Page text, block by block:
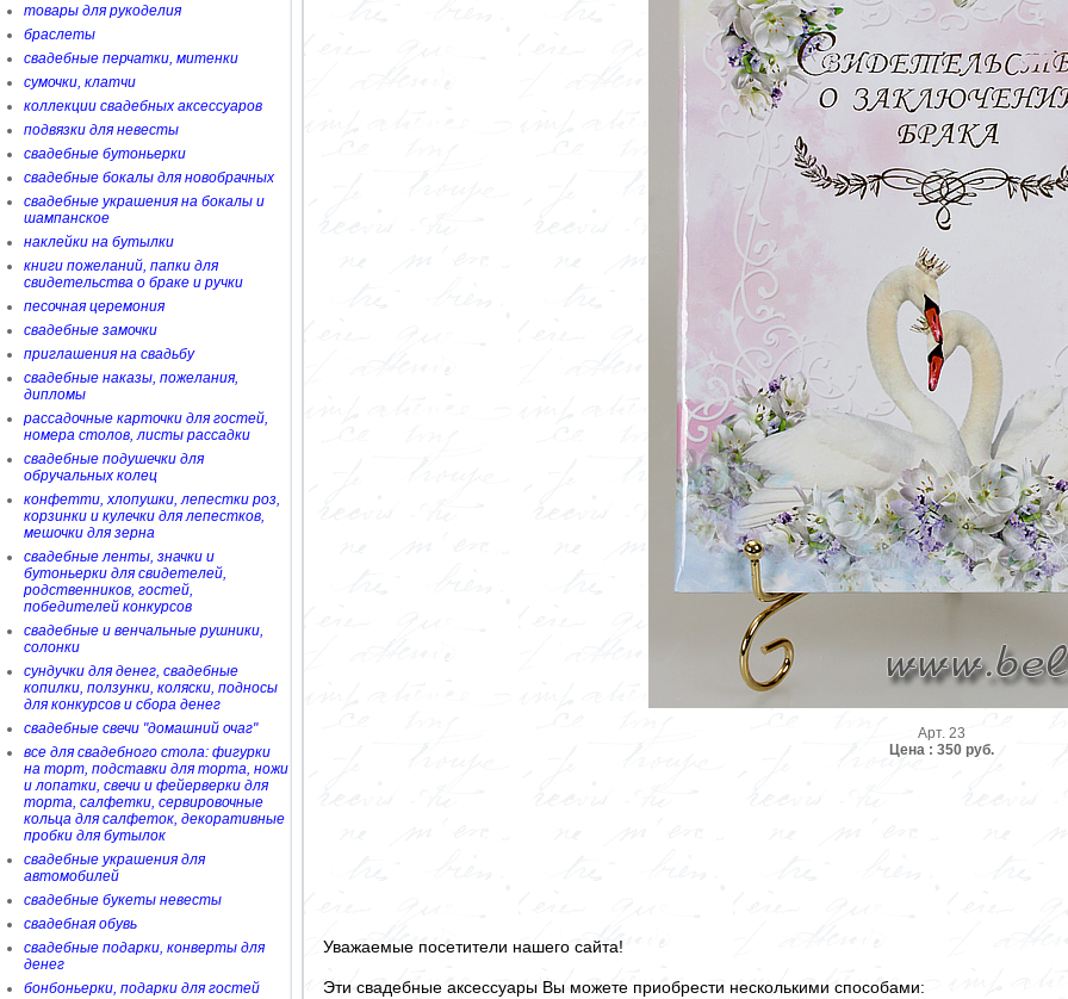
товары для рукоделия
браслеты
свадебные перчатки, митенки
сумочки, клатчи
коллекции свадебных аксессуаров
подвязки для невесты
свадебные бутоньерки
свадебные бокалы для новобрачных
свадебные украшения на бокалы и
шампанское
наклейки на бутылки
книги пожеланий, папки для
свидетельства о браке и ручки
песочная церемония
свадебные замочки
приглашения на свадьбу
свадебные наказы, пожелания,
дипломы
рассадочные карточки для гостей,
номера столов, листы рассадки
свадебные подушечки для
обручальных колец
конфетти, хлопушки, лепестки роз,
корзинки и кулечки для лепестков,
мешочки для зерна
свадебные ленты, значки и
бутоньерки для свидетелей,
родственников, гостей,
победителей конкурсов
свадебные и венчальные рушники,
солонки
сундучки для денег, свадебные
копилки, ползунки, коляски, подносы
для конкурсов и сбора денег
свадебные свечи "домашний очаг"
все для свадебного стола: фигурки
на торт, подставки для торта, ножи
и лопатки, свечи и фейерверки для
торта, салфетки, сервировочные
кольца для салфеток, декоративные
пробки для бутылок
свадебные украшения для
автомобилей
свадебные букеты невесты
свадебная обувь
свадебные подарки, конверты для
денег
бонбоньерки, подарки для гостей
Арт. 23
Цена : 350 руб.
Уважаемые посетители нашего сайта!
Эти свадебные аксессуары Вы можете приобрести несколькими способами: